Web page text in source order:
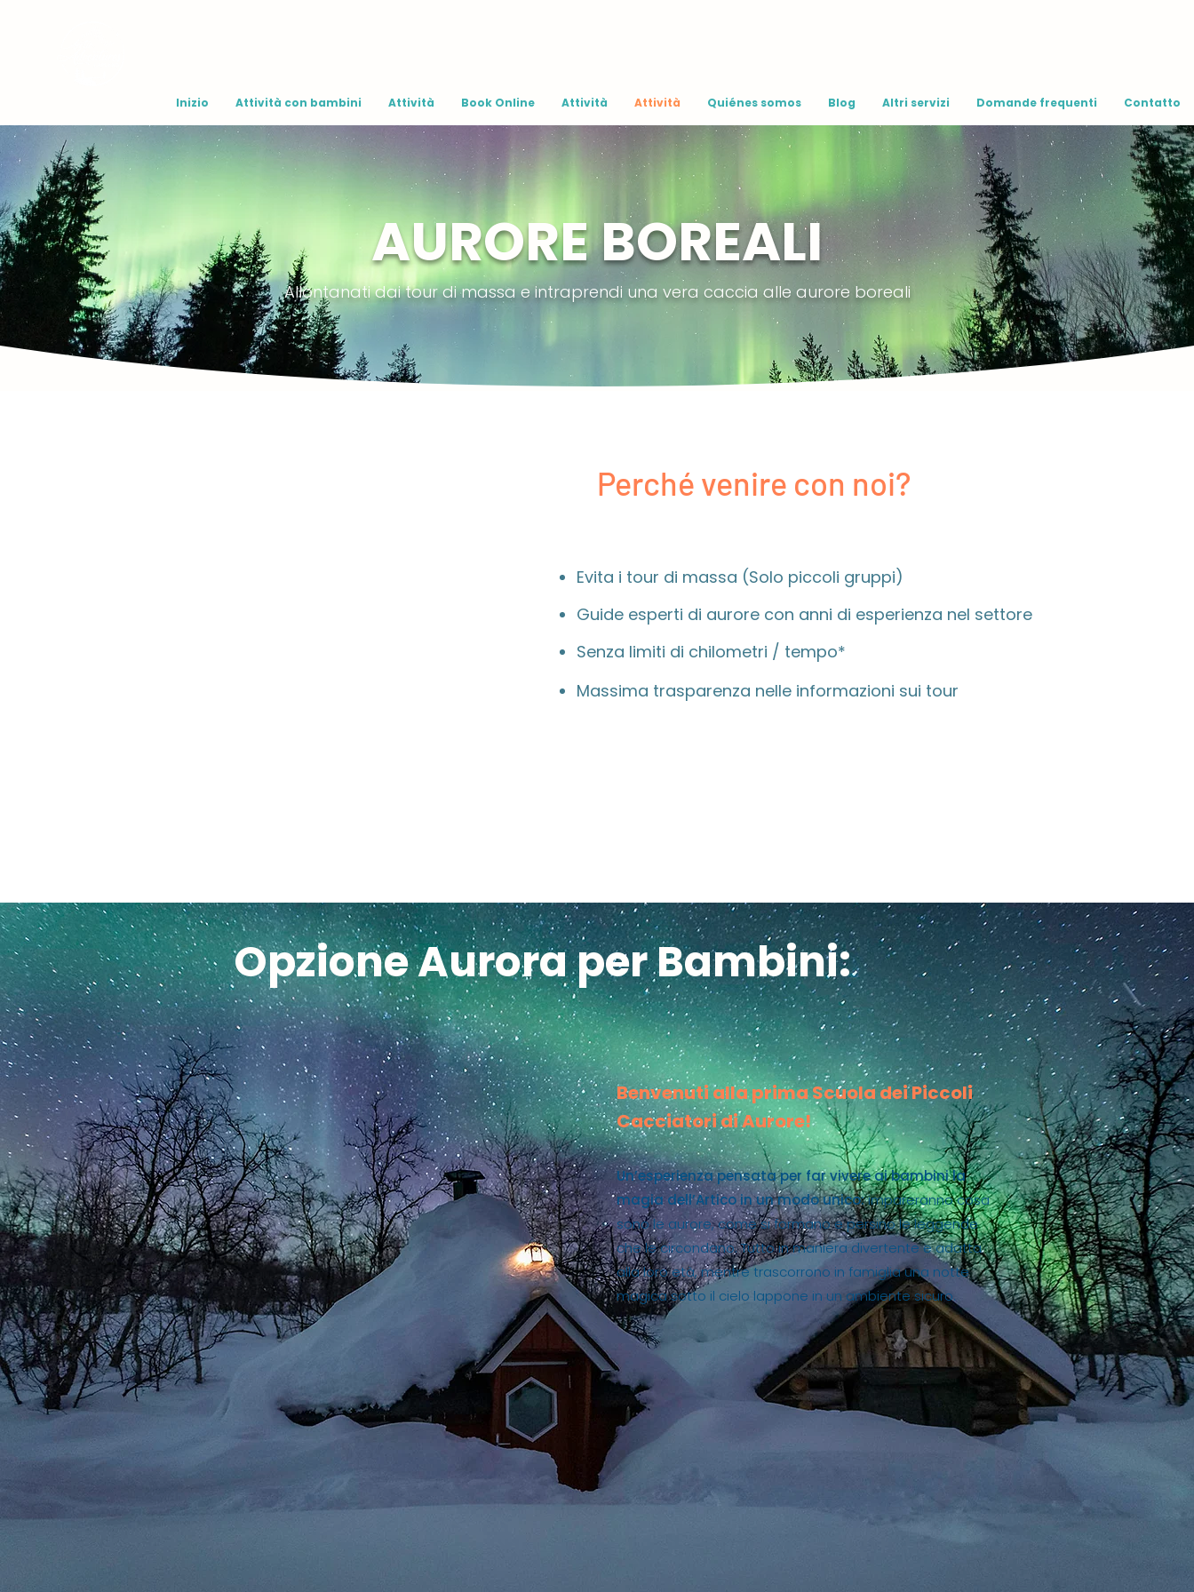
Inizio Attività con bambini Attività Book Online Attività Attività Quiénes somos Blog Altri servizi Domande frequenti Contatto
AURORE BOREALI
Allontanati dai tour di massa e intraprendi una vera caccia alle aurore boreali
Perché venire con noi?
Evita i tour di massa (Solo piccoli gruppi)
Guide esperti di aurore con anni di esperienza nel settore
Senza limiti di chilometri / tempo*
Massima trasparenza nelle informazioni sui tour
Opzione Aurora per Bambini:
Benvenuti alla prima Scuola dei Piccoli
Cacciatori di Aurore!
Un’esperienza pensata per far vivere ai bambini la
magia dell’Artico in un modo unico:impareranno cosa
sono le aurore, come si formano e persino le leggende
che le circondano. Tutto in maniera divertente e adatta
alla loro età, mentre trascorrono in famiglia una notte
magica sotto il cielo lappone in un ambiente sicuro.